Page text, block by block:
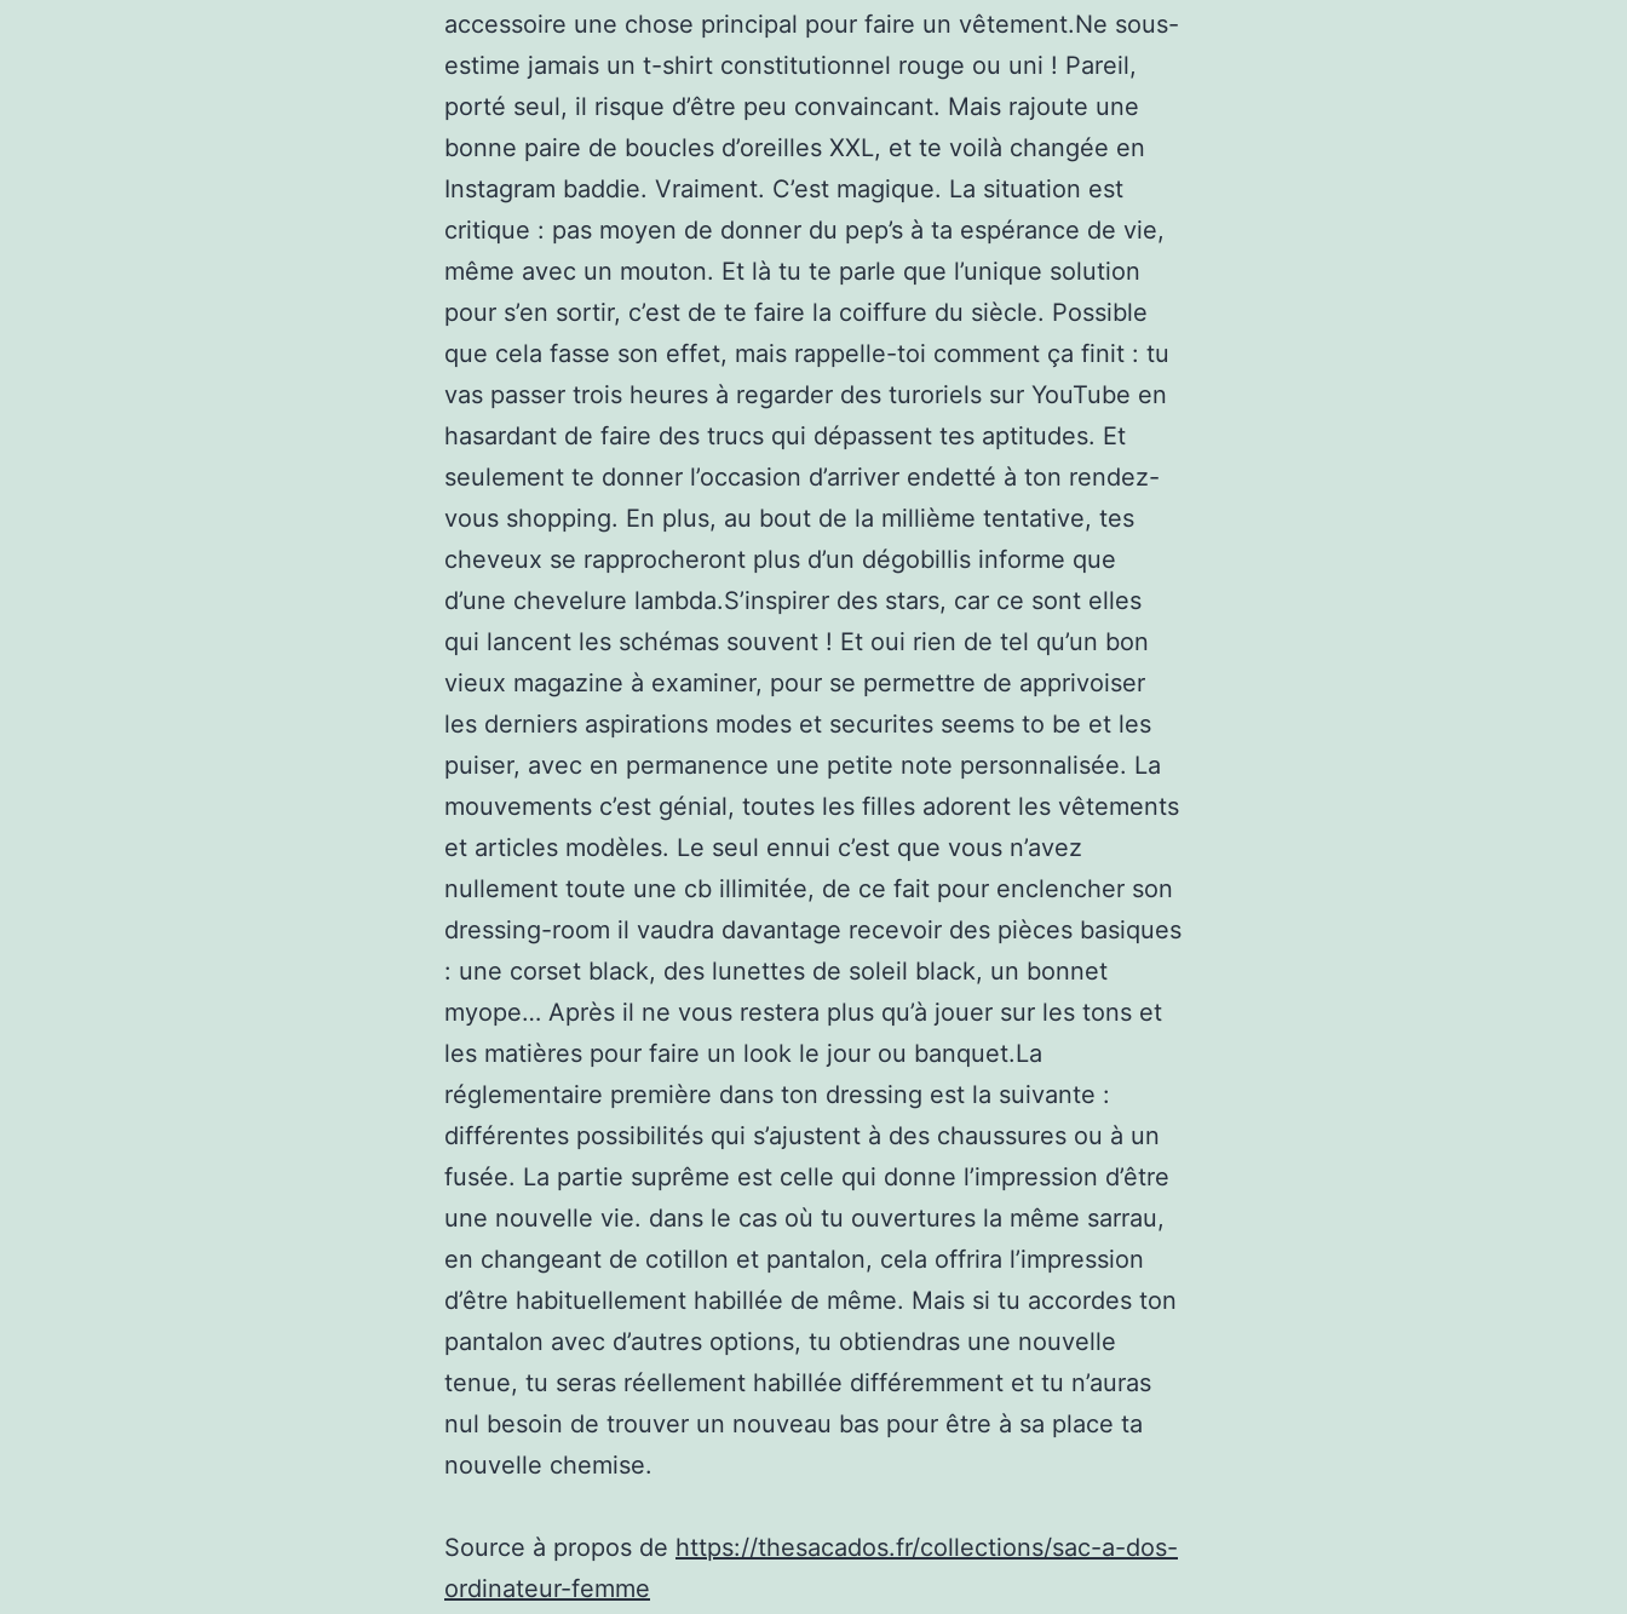
accessoire une chose principal pour faire un vêtement.Ne sous-
estime jamais un t-shirt constitutionnel rouge ou uni ! Pareil,
porté seul, il risque d’être peu convaincant. Mais rajoute une
bonne paire de boucles d’oreilles XXL, et te voilà changée en
Instagram baddie. Vraiment. C’est magique. La situation est
critique : pas moyen de donner du pep’s à ta espérance de vie,
même avec un mouton. Et là tu te parle que l’unique solution
pour s’en sortir, c’est de te faire la coiffure du siècle. Possible
que cela fasse son effet, mais rappelle-toi comment ça finit : tu
vas passer trois heures à regarder des turoriels sur YouTube en
hasardant de faire des trucs qui dépassent tes aptitudes. Et
seulement te donner l’occasion d’arriver endetté à ton rendez-
vous shopping. En plus, au bout de la millième tentative, tes
cheveux se rapprocheront plus d’un dégobillis informe que
d’une chevelure lambda.S’inspirer des stars, car ce sont elles
qui lancent les schémas souvent ! Et oui rien de tel qu’un bon
vieux magazine à examiner, pour se permettre de apprivoiser
les derniers aspirations modes et securites seems to be et les
puiser, avec en permanence une petite note personnalisée. La
mouvements c’est génial, toutes les filles adorent les vêtements
et articles modèles. Le seul ennui c’est que vous n’avez
nullement toute une cb illimitée, de ce fait pour enclencher son
dressing-room il vaudra davantage recevoir des pièces basiques
: une corset black, des lunettes de soleil black, un bonnet
myope… Après il ne vous restera plus qu’à jouer sur les tons et
les matières pour faire un look le jour ou banquet.La
réglementaire première dans ton dressing est la suivante :
différentes possibilités qui s’ajustent à des chaussures ou à un
fusée. La partie suprême est celle qui donne l’impression d’être
une nouvelle vie. dans le cas où tu ouvertures la même sarrau,
en changeant de cotillon et pantalon, cela offrira l’impression
d’être habituellement habillée de même. Mais si tu accordes ton
pantalon avec d’autres options, tu obtiendras une nouvelle
tenue, tu seras réellement habillée différemment et tu n’auras
nul besoin de trouver un nouveau bas pour être à sa place ta
nouvelle chemise.
Source à propos de https://thesacados.fr/collections/sac-a-dos-
ordinateur-femme